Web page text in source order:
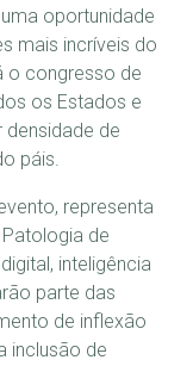
oportunidade
mais incríveis do
o congresso de
os Estados e
de
páis.
representa
de
inteligência
parte das
de inflexão
inclusão de